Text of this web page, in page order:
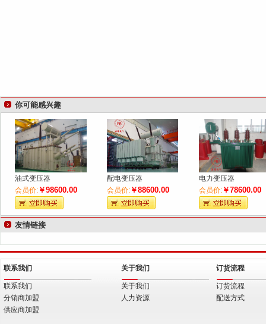
你可能感兴趣
油式变压器
会员价:￥98600.00
配电变压器
会员价:￥88600.00
电力变压器
会员价: ￥78600.00
友情链接
联系我们
联系我们
分销商加盟
供应商加盟
关于我们
关于我们
人力资源
订货流程
订货流程
配送方式